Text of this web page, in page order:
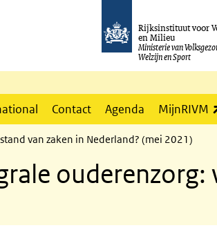
Rijksinstituut voor
en Milieu
Ministerie van
Welzijn en Sport
Contact Agenda MijnRIVM
van zaken in Nederland? (mei 2021)
ouderenzorg: